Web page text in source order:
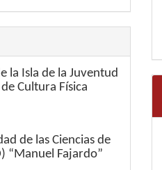
la Isla de la Juventud
Cultura Física
de las Ciencias de
“Manuel Fajardo”